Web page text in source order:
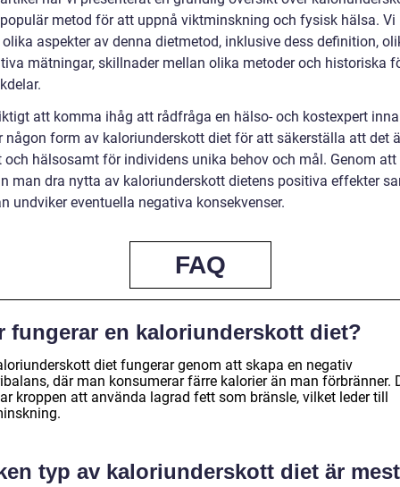
metod för att uppnå viktminskning och fysisk hälsa. Vi
aspekter av denna dietmetod, inklusive dess definition,
mätningar, skillnader mellan olika metoder och historiska
att komma ihåg att rådfråga en hälso- och kostexpert
någon form av kaloriunderskott diet för att säkerställa att det
hälsosamt för individens unika behov och mål. Genom att
man dra nytta av kaloriunderskott dietens positiva effekter
undviker eventuella negativa konsekvenser.
FAQ
fungerar en kaloriunderskott diet?
diet fungerar genom att skapa en negativ
där man konsumerar färre kalorier än man förbränner.
kroppen att använda lagrad fett som bränsle, vilket leder till
typ av kaloriunderskott diet är mest